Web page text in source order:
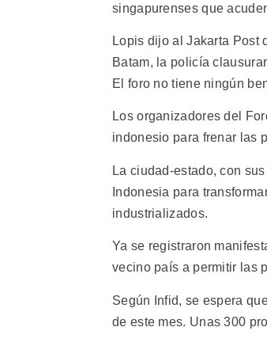
singapurenses que
Lopis dijo al Jakarta Post
Batam, la policía
El foro no tiene ningún
Los organizadores del
indonesio para frenar las
La ciudad-estado, con
Indonesia para
industrializados.
Ya se registraron
vecino país a permitir las
Según Infid, se espera
de este mes. Unas 300